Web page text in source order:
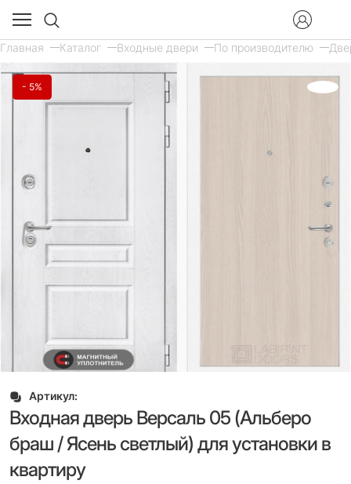
Главная Каталог Входные двери По производителю
- 5%
Артикул:
Входная дверь Версаль 05 (Альберо
браш / Ясень светлый) для установки в
квартиру